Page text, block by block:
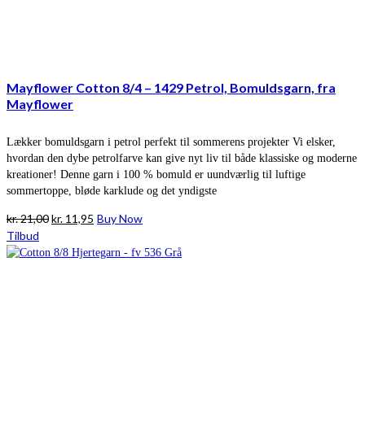
Mayflower Cotton 8/4 – 1429 Petrol, Bomuldsgarn, fra
Mayflower
Lækker bomuldsgarn i petrol perfekt til sommerens projekter Vi elsker,
hvordan den dybe petrolfarve kan give nyt liv til både klassiske og moderne
kreationer! Denne garn i 100 % bomuld er uundværlig til luftige
sommertoppe, bløde karklude og det yndigste
kr.21,00Den
pris
kr. 11,95 Den
pris
Buy Now
Tilbud